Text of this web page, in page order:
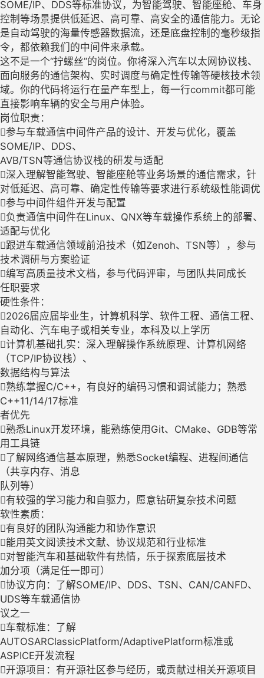
SOME/IP、DDS等标准协议，为智能驾驶、智能座舱、车身
控制等场景提供低延迟、高可靠、高安全的通信能力。无论
是自动驾驶的海量传感器数据流，还是底盘控制的毫秒级指
令，都依赖我们的中间件来承载。
这不是一个“拧螺丝”的岗位。你将深入汽车以太网协议栈、
面向服务的通信架构、实时调度与确定性传输等硬核技术领
域。你的代码将运行在量产车型上，每一行commit都可能
直接影响车辆的安全与用户体验。
岗位职责：
参与车载通信中间件产品的设计、开发与优化，覆盖
SOME/IP、DDS、
AVB/TSN等通信协议栈的研发与适配
深入理解智能驾驶、智能座舱等业务场景的通信需求，针
对低延迟、高可靠、确定性传输等要求进行系统级性能调优
参与中间件组件开发与配置
负责通信中间件在Linux、QNX等车载操作系统上的部署、
适配与优化
跟进车载通信领域前沿技术（如Zenoh、TSN等），参与
技术调研与方案验证
编写高质量技术文档，参与代码评审，与团队共同成长
任职要求
硬性条件：
2026届应届毕业生，计算机科学、软件工程、通信工程、
自动化、汽车电子或相关专业，本科及以上学历
计算机基础扎实：深入理解操作系统原理、计算机网络
（TCP/IP协议栈）、
数据结构与算法
熟练掌握C/C++，有良好的编码习惯和调试能力；熟悉
C++11/14/17标准
者优先
熟悉Linux开发环境，能熟练使用Git、CMake、GDB等常
用工具链
了解网络通信基本原理，熟悉Socket编程、进程间通信
（共享内存、消息
队列等）
有较强的学习能力和自驱力，愿意钻研复杂技术问题
软性素质：
有良好的团队沟通能力和协作意识
能用英文阅读技术文献、协议规范和行业标准
对智能汽车和基础软件有热情，乐于探索底层技术
加分项（满足任一即可）
协议方向：了解SOME/IP、DDS、TSN、CAN/CANFD、
UDS等车载通信协
议之一
车载标准：了解
AUTOSARClassicPlatform/AdaptivePlatform标准或
ASPICE开发流程
开源项目：有开源社区参与经历，或贡献过相关开源项目